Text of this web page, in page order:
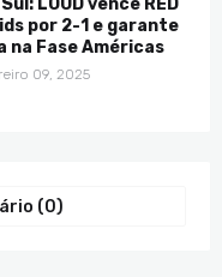
Sul: LOUD vence RED
por 2-1 e garante
na Fase Américas
09, 2025
(0)